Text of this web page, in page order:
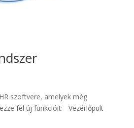
szoftvere, amelyek még
fel új funkcióit: Vezérlőpult